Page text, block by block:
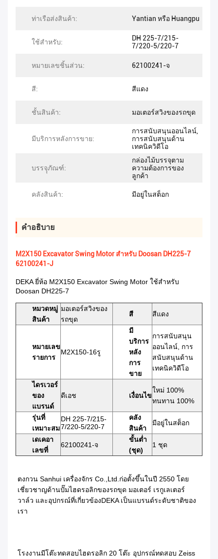
ท่าเรือส่งสินค้า: Yantian หรือ Huangpu
ใช้สำหรับ:
DH 225-7/215-
7/220-5/220-7
หมายเลขชิ้นส่วน: 62100241-จ
สี: สีแดง
ชั้นสินค้า: มอเตอร์สวิงของรถขุด
มีบริการหลังการขาย:
การสนับสนุนออนไลน์,
การสนับสนุนด้าน
เทคนิควิดีโอ
บรรจุุภัณฑ์:
กล่องไม้บรรจุตาม
ความต้องการของ
ลูกค้า
คลังสินค้า: มีอยู่ในสต็อก
คําอธิบาย
M2X150 Excavator Swing Motor สำหรับ Doosan DH225-7
62100241-J
DEKA ยี่ห้อ M2X150 Excavator Swing Motor ใช้สำหรับ
Doosan DH225-7
หมวดหมู่
สินค้า
มอเตอร์สวิงของ
รถขุด
สี สีแดง
หมายเลข
รายการ
M2X150-16รู
มี
บริการ
หลัง
การ
ขาย
การสนับสนุน
ออนไลน์, การ
สนับสนุนด้าน
เทคนิควิดีโอ
ไดรเวอร์
ของ
แบรนด์
ดีเอช เงื่อนไข
ใหม่ 100%
ทนทาน 100%
รุ่นที่
เหมาะสม
DH 225-7/215-
7/220-5/220-7
คลัง
สินค้า
มีอยู่ในสต็อก
เดเคอา
เลขที่
62100241-จ
ขั้นต่ำ
(ชุด)
1 ชุด
ตงกวน Sanhui เครื่องจักร Co.,Ltd.ก่อตั้งขึ้นในปี 2550 โดย
เชี่ยวชาญด้านปั๊มไฮดรอลิกของรถขุด มอเตอร์ เรกูเลเตอร์
วาล์ว และอุปกรณ์ที่เกี่ยวข้องDEKA เป็นแบรนด์ระดับชาติของ
เรา
โรงงานมีโต๊ะทดสอบไฮดรอลิก 20 โต๊ะ อุปกรณ์ทดสอบ Zeiss